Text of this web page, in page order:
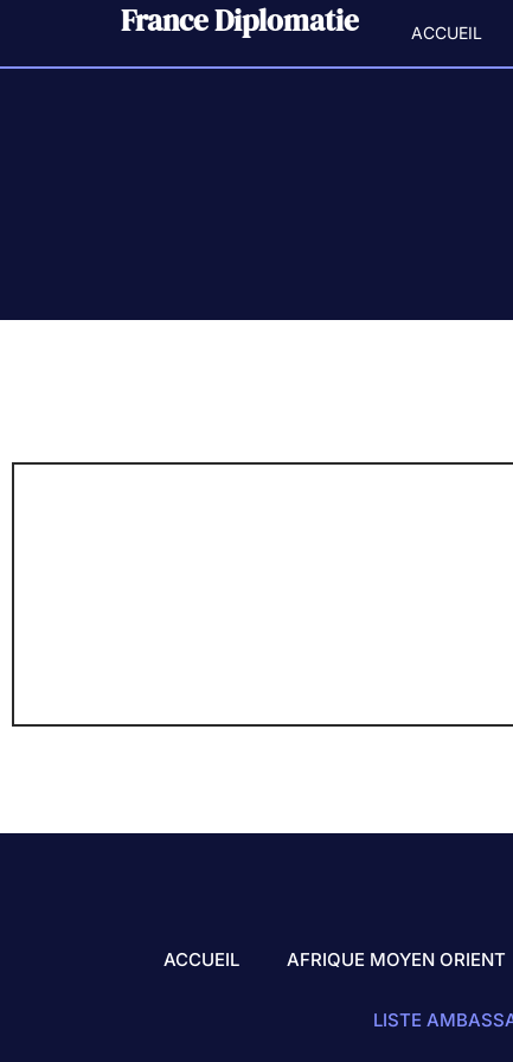
France Diplomatie ACCUEIL
ACCUEIL AFRIQUE MOYEN ORIENT
LISTE